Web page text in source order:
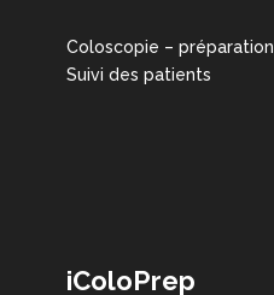
Coloscopie – préparation
Suivi des patients
iColoPrep